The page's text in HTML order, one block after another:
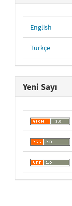
English
Türkçe
Yeni Sayı